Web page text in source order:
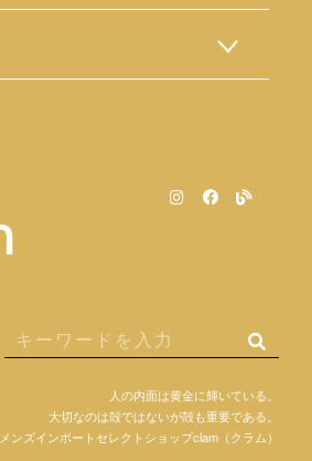
人の内面は黄金に輝いている。
大切なのは殻ではないが殻も重要である。
メンズインポートセレクトショップclam（クラム）